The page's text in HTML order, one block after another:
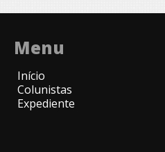
Menu
Início
Colunistas
Expediente